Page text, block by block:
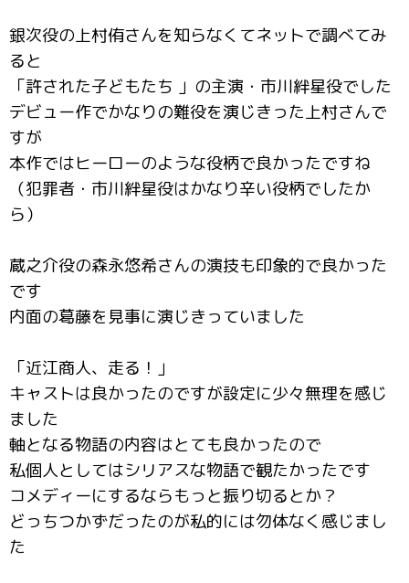
銀次役の上村侑さんを知らなくてネットで調べてみ
ると
「許された子どもたち 」の主演・市川絆星役でした
デビュー作でかなりの難役を演じきった上村さんで
すが
本作ではヒーローのような役柄で良かったですね
（犯罪者・市川絆星役はかなり辛い役柄でしたか
ら）
蔵之介役の森永悠希さんの演技も印象的で良かった
です
内面の葛藤を見事に演じきっていました
「近江商人、走る！」
キャストは良かったのですが設定に少々無理を感じ
ました
軸となる物語の内容はとても良かったので
私個人としてはシリアスな物語で観たかったです
コメディーにするならもっと振り切るとか？
どっちつかずだったのが私的には勿体なく感じまし
た